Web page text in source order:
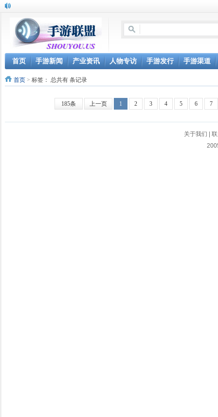
首页 手游新闻 产业资讯 人物专访 手游发行 手游渠道
首页 > 标签： 总共有 条记录
185条 上一页 1 2 3 4 5 6 7
关于我们